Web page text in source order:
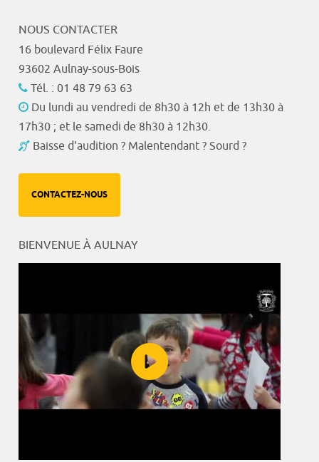
NOUS CONTACTER
16 boulevard Félix Faure
93602 Aulnay-sous-Bois
Tél. : 01 48 79 63 63
Du lundi au vendredi de 8h30 à 12h et de 13h30 à
17h30 ; et le samedi de 8h30 à 12h30.
Baisse d'audition ? Malentendant ? Sourd ?
CONTACTEZ-NOUS
BIENVENUE À AULNAY